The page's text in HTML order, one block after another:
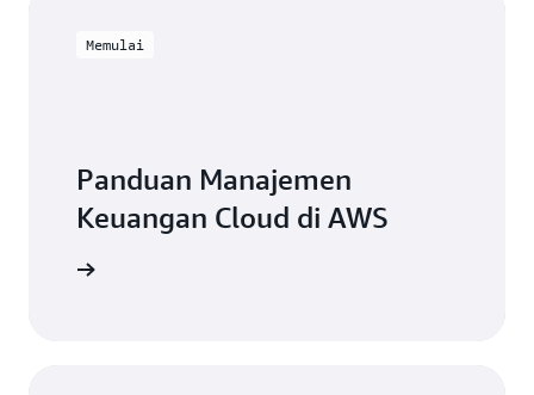
Memulai
Panduan Manajemen
Keuangan Cloud di AWS